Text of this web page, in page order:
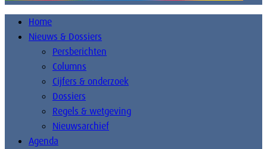
Home
Nieuws & Dossiers
Persberichten
Columns
Cijfers & onderzoek
Dossiers
Regels & wetgeving
Nieuwsarchief
Agenda